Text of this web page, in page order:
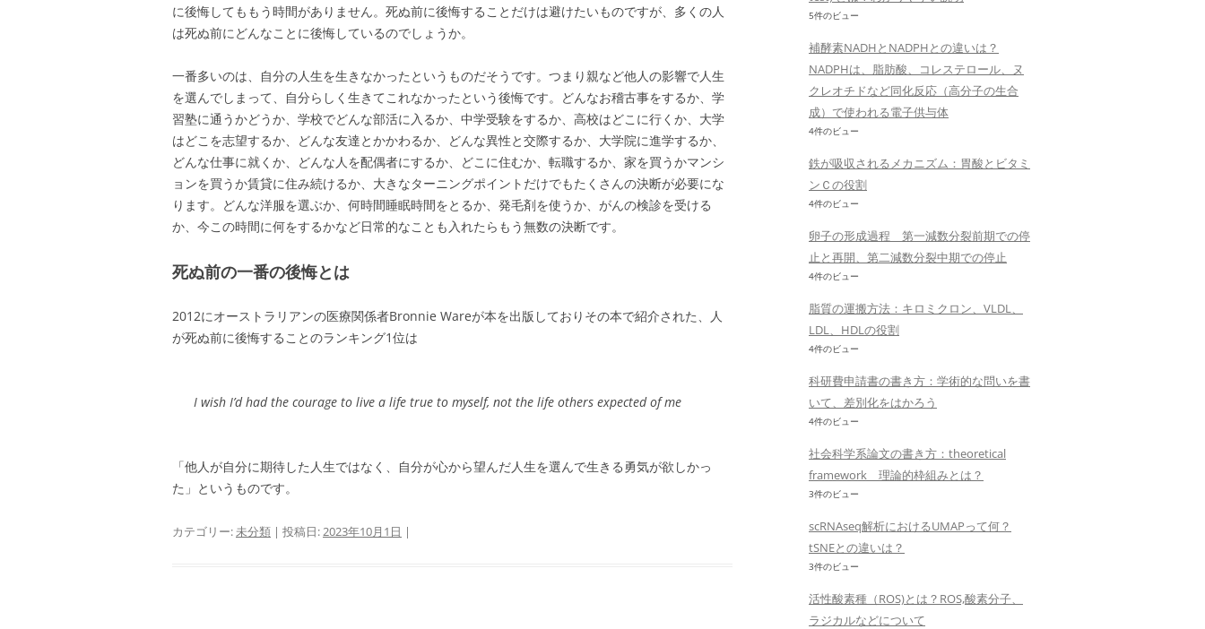
に後悔してももう時間がありません。死ぬ前に後悔することだけは避けたいものですが、多くの人
は死ぬ前にどんなことに後悔しているのでしょうか。
一番多いのは、自分の人生を生きなかったというものだそうです。つまり親など他人の影響で人生
を選んでしまって、自分らしく生きてこれなかったという後悔です。どんなお稽古事をするか、学
習塾に通うかどうか、学校でどんな部活に入るか、中学受験をするか、高校はどこに行くか、大学
はどこを志望するか、どんな友達とかかわるか、どんな異性と交際するか、大学院に進学するか、
どんな仕事に就くか、どんな人を配偶者にするか、どこに住むか、転職するか、家を買うかマンシ
ョンを買うか賃貸に住み続けるか、大きなターニングポイントだけでもたくさんの決断が必要にな
ります。どんな洋服を選ぶか、何時間睡眠時間をとるか、発毛剤を使うか、がんの検診を受ける
か、今この時間に何をするかなど日常的なことも入れたらもう無数の決断です。
死ぬ前の一番の後悔とは
2012にオーストラリアンの医療関係者Bronnie Wareが本を出版しておりその本で紹介された、人
が死ぬ前に後悔することのランキング1位は
I wish I’d had the courage to live a life true to myself, not the life others expected of me
「他人が自分に期待した人生ではなく、自分が心から望んだ人生を選んで生きる勇気が欲しかっ
た」というものです。
カテゴリー:未分類 | 投稿日:2023年10月1日 |
5件のビュー
補酵素NADHとNADPHとの違いは？
NADPHは、脂肪酸、コレステロール、ヌ
クレオチドなど同化反応（高分子の生合
成）で使われる電子供与体
4件のビュー
鉄が吸収されるメカニズム：胃酸とビタミ
ンＣの役割
4件のビュー
卵子の形成過程 第一減数分裂前期での停
止と再開、第二減数分裂中期での停止
4件のビュー
脂質の運搬方法：キロミクロン、VLDL、
LDL、HDLの役割
4件のビュー
科研費申請書の書き方：学術的な問いを書
いて、差別化をはかろう
4件のビュー
社会科学系論文の書き方：theoretical
framework 理論的枠組みとは？
3件のビュー
scRNAseq解析におけるUMAPって何？
tSNEとの違いは？
3件のビュー
活性酸素種（ROS)とは？ROS,酸素分子、
ラジカルなどについて